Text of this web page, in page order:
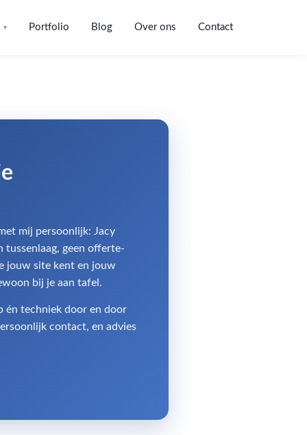
▾ Portfolio Blog Over ons Contact
mij persoonlijk: Jacy
tussenlaag, geen offerte-
jouw site kent en jouw
bij je aan tafel.
én techniek door en door
contact, en advies